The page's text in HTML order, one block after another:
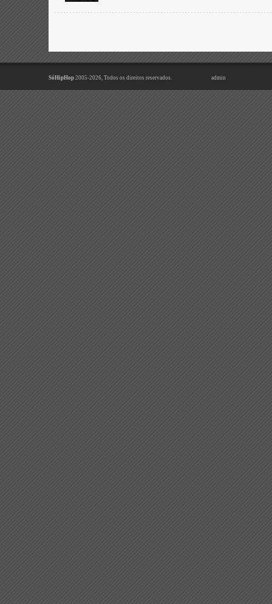
SóHipHop 2005-2026, Todos os direitos reservados. admin